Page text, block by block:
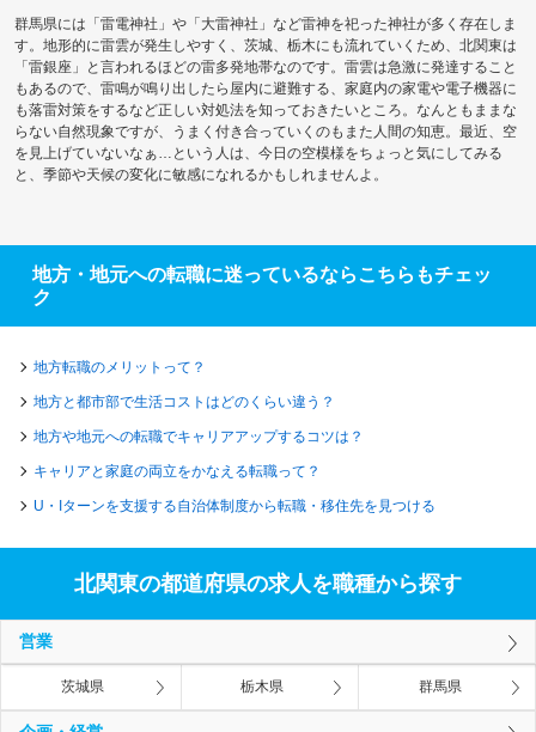
群馬県には「雷電神社」や「大雷神社」など雷神を祀った神社が多く存在しま
す。地形的に雷雲が発生しやすく、茨城、栃木にも流れていくため、北関東は
「雷銀座」と言われるほどの雷多発地帯なのです。雷雲は急激に発達すること
もあるので、雷鳴が鳴り出したら屋内に避難する、家庭内の家電や電子機器に
も落雷対策をするなど正しい対処法を知っておきたいところ。なんともままな
らない自然現象ですが、うまく付き合っていくのもまた人間の知恵。最近、空
を見上げていないなぁ…という人は、今日の空模様をちょっと気にしてみる
と、季節や天候の変化に敏感になれるかもしれませんよ。
地方・地元への転職に迷っているならこちらもチェッ
ク
地方転職のメリットって？
地方と都市部で生活コストはどのくらい違う？
地方や地元への転職でキャリアアップするコツは？
キャリアと家庭の両立をかなえる転職って？
U・Iターンを支援する自治体制度から転職・移住先を見つける
北関東の都道府県の求人を職種から探す
営業
茨城県 栃木県 群馬県